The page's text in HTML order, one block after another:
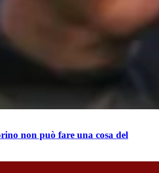
non può fare una cosa del